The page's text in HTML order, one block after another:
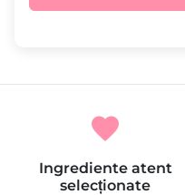
favorite
Ingrediente atent
selecționate